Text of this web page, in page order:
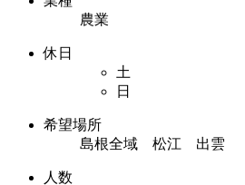
農業
休日
土
日
希望場所
島根全域 松江 出雲
人数